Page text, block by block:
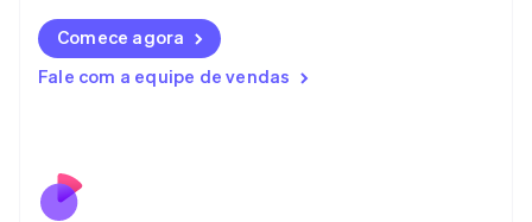
Comece agora
Fale com a equipe de vendas
Liechtenstein
Deutsch English
Lituânia
English
English
Malta